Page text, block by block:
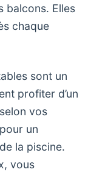
balcons. Elles
chaque
sont un
profiter d’un
vos
un
la piscine.
vous